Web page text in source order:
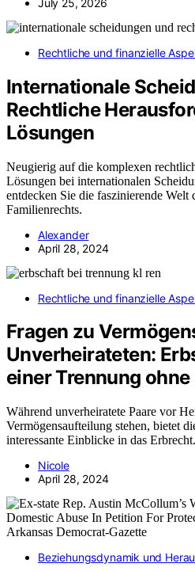
Rechtliche und finanzielle
Internationale
Rechtliche
Lösungen
Neugierig auf die komplexen
Lösungen bei internationalen
entdecken Sie die faszinierende Welt
Familienrechts.
Alexander
April 28, 2024
Rechtliche und finanzielle
Fragen zu
Unverheirateten:
einer Trennung
Während unverheiratete Paare vor
Vermögensaufteilung stehen, bietet
interessante Einblicke in das Erbrecht.
Nicole
April 28, 2024
Beziehungsdynamik und